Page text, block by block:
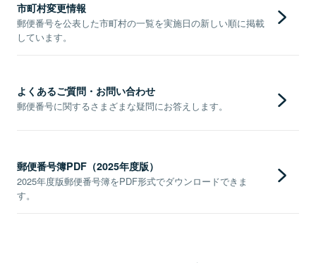
市町村変更情報
郵便番号を公表した市町村の一覧を実施日の新しい順に掲載
しています。
よくあるご質問・お問い合わせ
郵便番号に関するさまざまな疑問にお答えします。
郵便番号簿PDF（2025年度版）
2025年度版郵便番号簿をPDF形式でダウンロードできま
す。